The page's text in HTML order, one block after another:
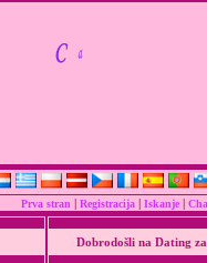
Prva stran | Registracija | Iskanje |
Dobrodošli na Dating